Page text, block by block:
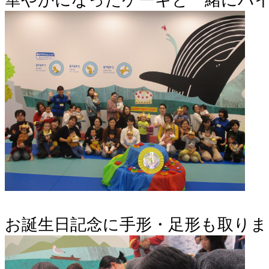
お誕生日記念に手形・足形も取り